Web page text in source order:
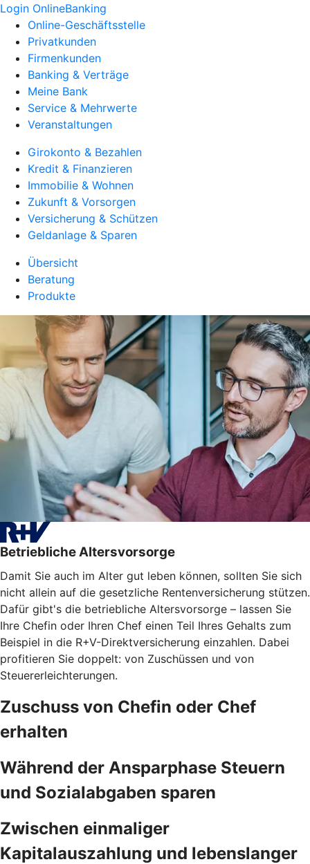
Login OnlineBanking
Online-Geschäftsstelle
Privatkunden
Firmenkunden
Banking & Verträge
Meine Bank
Service & Mehrwerte
Veranstaltungen
Girokonto & Bezahlen
Kredit & Finanzieren
Immobilie & Wohnen
Zukunft & Vorsorgen
Versicherung & Schützen
Geldanlage & Sparen
Übersicht
Beratung
Produkte
Betriebliche Altersvorsorge
Damit Sie auch im Alter gut leben können, sollten Sie sich
nicht allein auf die gesetzliche Rentenversicherung stützen.
Dafür gibt's die betriebliche Altersvorsorge – lassen Sie
Ihre Chefin oder Ihren Chef einen Teil Ihres Gehalts zum
Beispiel in die R+V-Direktversicherung einzahlen. Dabei
profitieren Sie doppelt: von Zuschüssen und von
Steuererleichterungen.
Zuschuss von Chefin oder Chef
erhalten
Während der Ansparphase Steuern
und Sozialabgaben sparen
Zwischen einmaliger
Kapitalauszahlung und lebenslanger